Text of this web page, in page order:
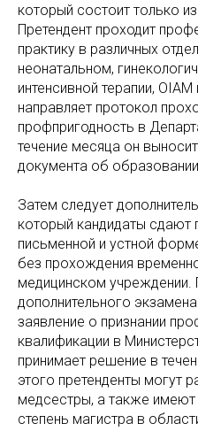
который состоит только
Претендент проходит
практику в различных
неонатальном,
интенсивной терапии,
направляет протокол
профпригодность в
течение месяца он
документа об образовании.
Затем следует
который кандидаты сдают
письменной и устной
без прохождения
медицинском учреждении.
дополнительного
заявление о признании
квалификации в
принимает решение в
этого претенденты могут
медсестры, а также
степень магистра в